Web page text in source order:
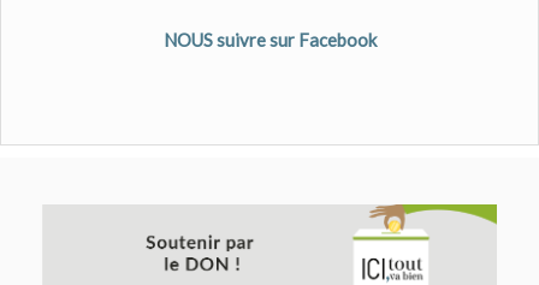
NOUS suivre sur Facebook